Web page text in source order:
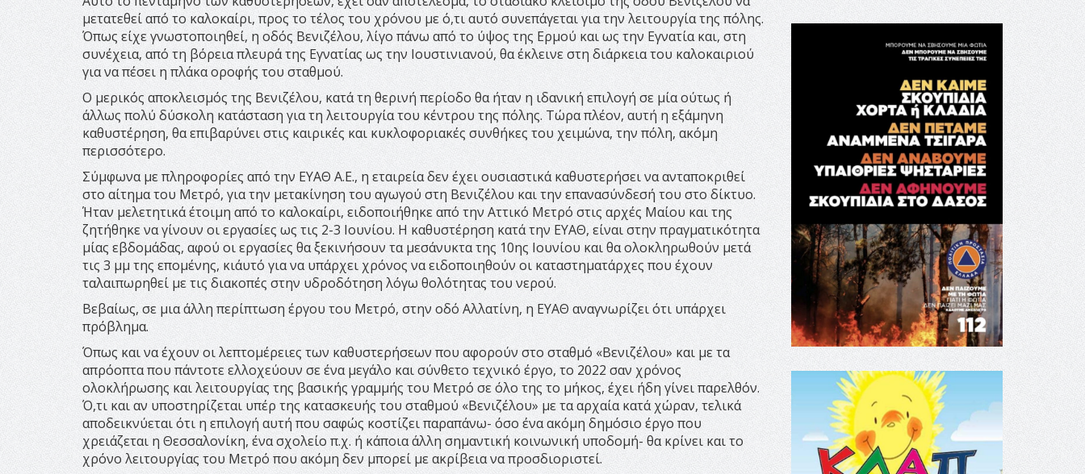
μετατεθεί από το καλοκαίρι, προς το τέλος του χρόνου με ό,τι αυτό συνεπάγεται για την λειτουργία της πόλης.
Όπως είχε γνωστοποιηθεί, η οδός Βενιζέλου, λίγο πάνω από το ύψος της Ερμού και ως την Εγνατία και, στη
συνέχεια, από τη βόρεια πλευρά της Εγνατίας ως την Ιουστινιανού, θα έκλεινε στη διάρκεια του καλοκαιριού
για να πέσει η πλάκα οροφής του σταθμού.
Ο μερικός αποκλεισμός της Βενιζέλου, κατά τη θερινή περίοδο θα ήταν η ιδανική επιλογή σε μία ούτως ή
άλλως πολύ δύσκολη κατάσταση για τη λειτουργία του κέντρου της πόλης. Τώρα πλέον, αυτή η εξάμηνη
καθυστέρηση, θα επιβαρύνει στις καιρικές και κυκλοφοριακές συνθήκες του χειμώνα, την πόλη, ακόμη
περισσότερο.
Σύμφωνα με πληροφορίες από την ΕΥΑΘ Α.Ε., η εταιρεία δεν έχει ουσιαστικά καθυστερήσει να ανταποκριθεί
στο αίτημα του Μετρό, για την μετακίνηση του αγωγού στη Βενιζέλου και την επανασύνδεσή του στο δίκτυο.
Ήταν μελετητικά έτοιμη από το καλοκαίρι, ειδοποιήθηκε από την Αττικό Μετρό στις αρχές Μαίου και της
ζητήθηκε να γίνουν οι εργασίες ως τις 2-3 Ιουνίου. Η καθυστέρηση κατά την ΕΥΑΘ, είναι στην πραγματικότητα
μίας εβδομάδας, αφού οι εργασίες θα ξεκινήσουν τα μεσάνυκτα της 10ης Ιουνίου και θα ολοκληρωθούν μετά
τις 3 μμ της επομένης, κι΄αυτό για να υπάρχει χρόνος να ειδοποιηθούν οι καταστηματάρχες που έχουν
ταλαιπωρηθεί με τις διακοπές στην υδροδότηση λόγω θολότητας του νερού.
Βεβαίως, σε μια άλλη περίπτωση έργου του Μετρό, στην οδό Αλλατίνη, η ΕΥΑΘ αναγνωρίζει ότι υπάρχει
πρόβλημα.
Όπως και να έχουν οι λεπτομέρειες των καθυστερήσεων που αφορούν στο σταθμό «Βενιζέλου» και με τα
απρόοπτα που πάντοτε ελλοχεύουν σε ένα μεγάλο και σύνθετο τεχνικό έργο, το 2022 σαν χρόνος
ολοκλήρωσης και λειτουργίας της βασικής γραμμής του Μετρό σε όλο της το μήκος, έχει ήδη γίνει παρελθόν.
Ό,τι και αν υποστηρίζεται υπέρ της κατασκευής του σταθμού «Βενιζέλου» με τα αρχαία κατά χώραν, τελικά
αποδεικνύεται ότι η επιλογή αυτή που σαφώς κοστίζει παραπάνω- όσο ένα ακόμη δημόσιο έργο που
χρειάζεται η Θεσσαλονίκη, ένα σχολείο π.χ. ή κάποια άλλη σημαντική κοινωνική υποδομή- θα κρίνει και το
χρόνο λειτουργίας του Μετρό που ακόμη δεν μπορεί με ακρίβεια να προσδιοριστεί.